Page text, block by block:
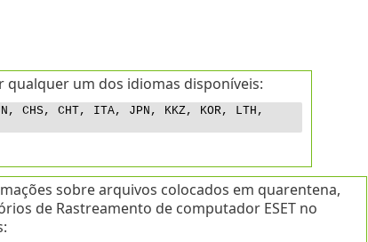
qualquer um dos idiomas disponíveis:
CHS, CHT, ITA, JPN, KKZ, KOR, LTH,
sobre arquivos colocados em quarentena,
de Rastreamento de computador ESET no